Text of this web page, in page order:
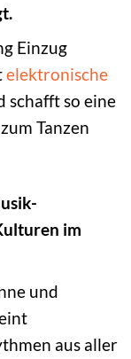
Einzug
elektronische
schafft so eine
Tanzen
im
und
aus aller